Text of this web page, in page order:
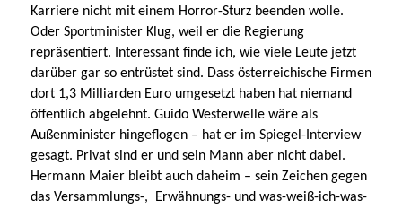
Karriere nicht mit einem Horror-Sturz beenden wolle.
Oder Sportminister Klug, weil er die Regierung
repräsentiert. Interessant finde ich, wie viele Leute jetzt
darüber gar so entrüstet sind. Dass österreichische Firmen
dort 1,3 Milliarden Euro umgesetzt haben hat niemand
öffentlich abgelehnt. Guido Westerwelle wäre als
Außenminister hingeflogen – hat er im Spiegel-Interview
gesagt. Privat sind er und sein Mann aber nicht dabei.
Hermann Maier bleibt auch daheim – sein Zeichen gegen
das Versammlungs-, Erwähnungs- und was-weiß-ich-was-